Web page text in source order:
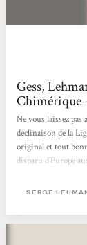
Gess,
Chimérique
Ne vous laissez
déclinaison de la
original et tout
disparu d'Europe
(Spiderman,
de méchants
SERGE